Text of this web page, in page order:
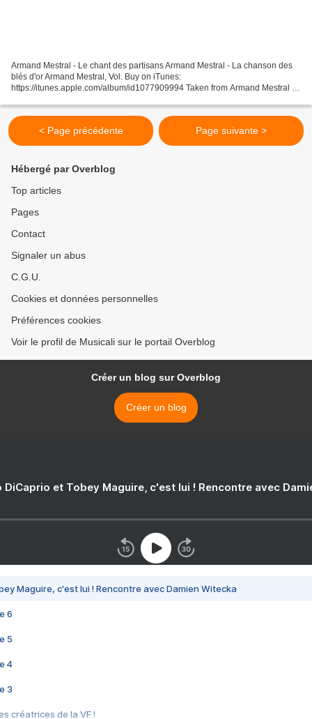
Armand Mestral - Le chant des partisans Armand Mestral - La chanson des
blés d'or Armand Mestral, Vol. Buy on iTunes:
https://itunes.apple.com/album/id1077909994 Taken from Armand Mestral "
< Page précédente Page suivante >
Hébergé par Overblog
Top articles
Pages
Contact
Signaler un abus
C.G.U.
Cookies et données personnelles
Préférences cookies
Voir le profil de Musicali sur le portail Overblog
Créer un blog sur Overblog
Créer un blog
DiCaprio et Tobey Maguire, c'est lui ! Rencontre avec
Maguire, c'est lui ! Rencontre avec Damien Witecka
6
5
4
3
créatrices de la VF !